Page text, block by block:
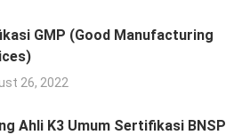
GMP (Good Manufacturing
26, 2022
Ahli K3 Umum Sertifikasi BNSP